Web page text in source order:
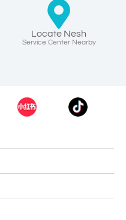
Locate Nesh
Service Center Nearby